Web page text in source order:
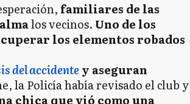
familiares de las
los vecinos. Uno de los
los elementos robados
del accidentey aseguran
la Policía había revisado el club y
chica que vió como una